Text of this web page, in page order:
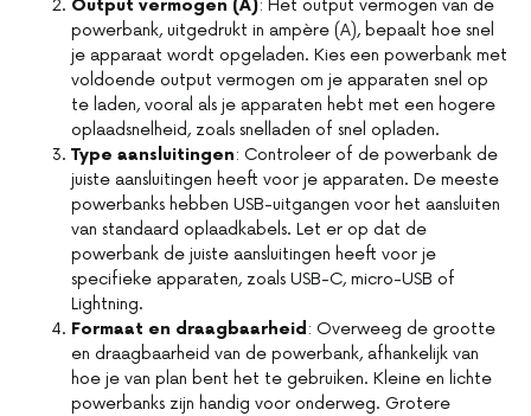
Output vermogen (A): Het output vermogen van de
powerbank, uitgedrukt in ampère (A), bepaalt hoe snel
je apparaat wordt opgeladen. Kies een powerbank met
voldoende output vermogen om je apparaten snel op
te laden, vooral als je apparaten hebt met een hogere
oplaadsnelheid, zoals snelladen of snel opladen.
Type aansluitingen: Controleer of de powerbank de
juiste aansluitingen heeft voor je apparaten. De meeste
powerbanks hebben USB-uitgangen voor het aansluiten
van standaard oplaadkabels. Let er op dat de
powerbank de juiste aansluitingen heeft voor je
specifieke apparaten, zoals USB-C, micro-USB of
Lightning.
Formaat en draagbaarheid : Overweeg de grootte
en draagbaarheid van de powerbank, afhankelijk van
hoe je van plan bent het te gebruiken. Kleine en lichte
powerbanks zijn handig voor onderweg. Grotere